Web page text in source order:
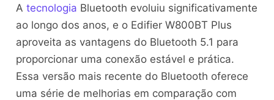
A tecnologia Bluetooth evoluiu significativamente
ao longo dos anos, e o Edifier W800BT Plus
aproveita as vantagens do Bluetooth 5.1 para
proporcionar uma conexão estável e prática.
Essa versão mais recente do Bluetooth oferece
uma série de melhorias em comparação com